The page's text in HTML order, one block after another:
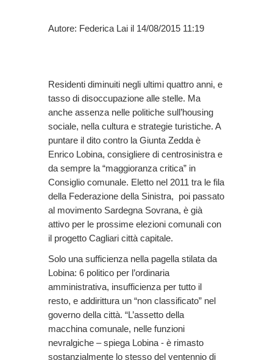
Autore: Federica Lai il 14/08/2015 11:19
Residenti diminuiti negli ultimi quattro anni, e
tasso di disoccupazione alle stelle. Ma
anche assenza nelle politiche sull’housing
sociale, nella cultura e strategie turistiche. A
puntare il dito contro la Giunta Zedda è
Enrico Lobina, consigliere di centrosinistra e
da sempre la “maggioranza critica” in
Consiglio comunale. Eletto nel 2011 tra le fila
della Federazione della Sinistra, poi passato
al movimento Sardegna Sovrana, è già
attivo per le prossime elezioni comunali con
il progetto Cagliari città capitale.
Solo una sufficienza nella pagella stilata da
Lobina: 6 politico per l’ordinaria
amministrativa, insufficienza per tutto il
resto, e addirittura un “non classificato” nel
governo della città. “L’assetto della
macchina comunale, nelle funzioni
nevralgiche – spiega Lobina - è rimasto
sostanzialmente lo stesso del ventennio di